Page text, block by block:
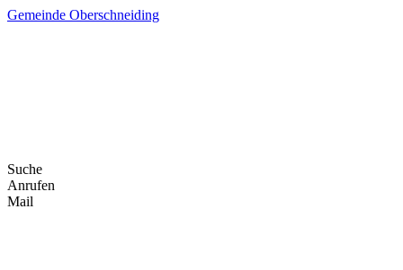
Skip
Gemeinde Oberschneiding
Suche
Anrufen
Mail